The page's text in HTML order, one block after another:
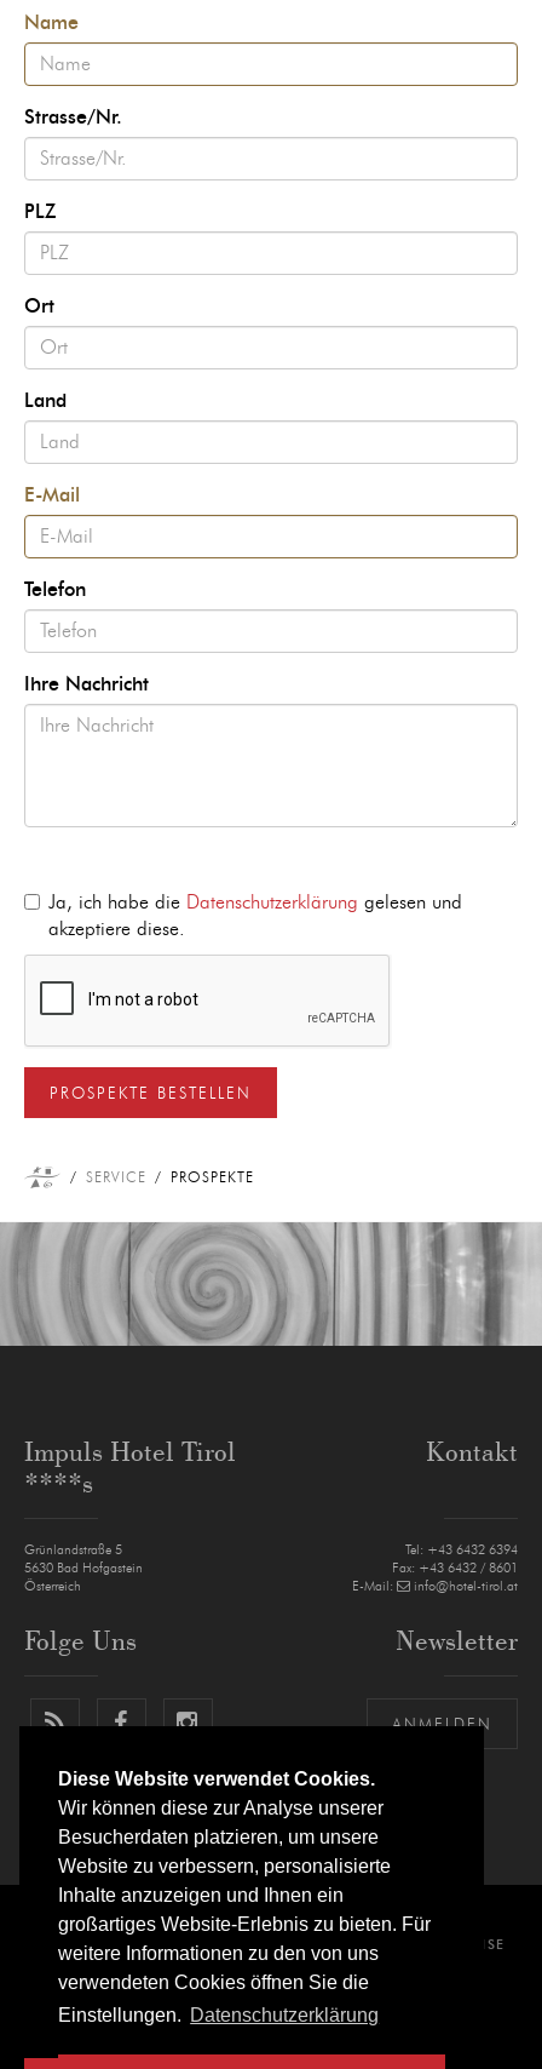
Diese Website verwendet Cookies.
Wir können diese zur Analyse unserer
Besucherdaten platzieren, um unsere
Website zu verbessern, personalisierte
Inhalte anzuzeigen und Ihnen ein
großartiges Website-Erlebnis zu bieten. Für
weitere Informationen zu den von uns
verwendeten Cookies öffnen Sie die
Einstellungen. Datenschutzerklärung
Name
Strasse/Nr.
PLZ
Ort
Land
E-Mail
Telefon
Ihre Nachricht
Ja, ich habe die Datenschutzerklärung gelesen und
akzeptiere diese.
PROSPEKTE BESTELLEN
SERVICE PROSPEKTE
Impuls Hotel Tirol
****s
Grünlandstraße 5
5630 Bad Hofgastein
Österreich
Kontakt
Tel: +43 6432 6394
Fax: +43 6432 / 8601
E-Mail:
info@hotel-tirol.at
Folge Uns Newsletter
ANMELDEN
IMPRESSUM DATENSCHUTZERKLÄRUNG ANREISE
SITE BYwebsLINE
BAD HOFGASTEIN